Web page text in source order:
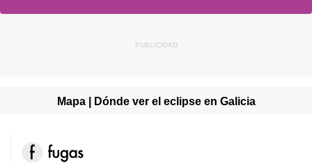
Mapa | Dónde ver el eclipse en Galicia